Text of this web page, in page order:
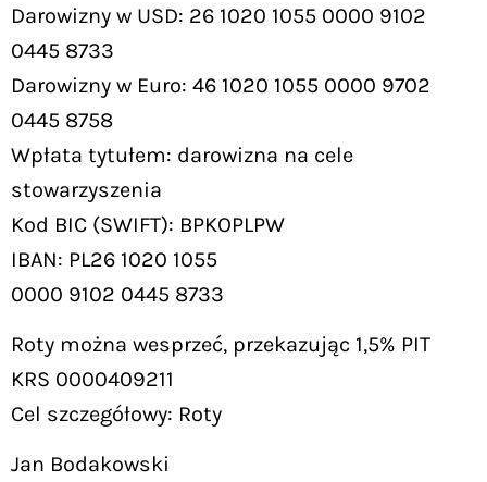
Darowizny w USD: 26 1020 1055 0000 9102
0445 8733
Darowizny w Euro: 46 1020 1055 0000 9702
0445 8758
Wpłata tytułem: darowizna na cele
stowarzyszenia
Kod BIC (SWIFT): BPKOPLPW
IBAN: PL26 1020 1055
0000 9102 0445 8733
Roty można wesprzeć, przekazując 1,5% PIT
KRS 0000409211
Cel szczegółowy: Roty
Jan Bodakowski